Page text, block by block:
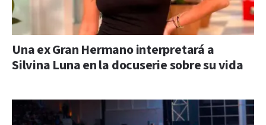
Una ex Gran Hermano interpretará a
Silvina Luna en la docuserie sobre su vida